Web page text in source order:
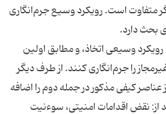
متفاوت است. رویکرد وسیع جرم‌انگاری
وسیعی اتخاذ، و مطابق اولین
نفوذ غیرمجاز را جرم‌انگاری کنند. از طرف دیگر
عناصر کیفی مذکور در جمله دوم را اضافه
از: نقض اقدامات امنیتی، سوءنیت